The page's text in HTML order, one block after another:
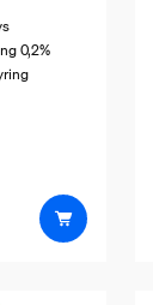
0,2%
529,00 kr.